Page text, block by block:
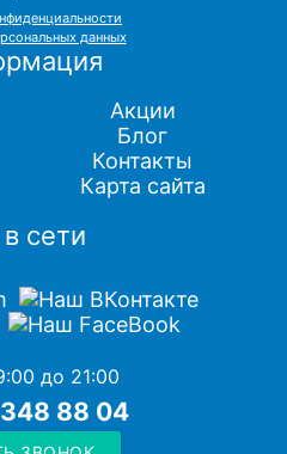
данных
Акции
Блог
Контакты
Карта сайта
сети
до 21:00
88 04